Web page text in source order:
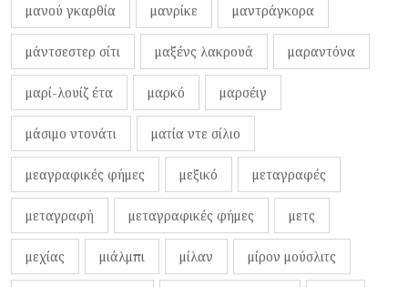
μανού γκαρθία μανρίκε μαντράγκορα
μάντσεστερ σίτι μαξένς λακρουά μαραντόνα
μαρί-λουίζ έτα μαρκό μαρσέιγ
μάσιμο ντονάτι ματία ντε σίλιο
μεαγραφικές φήμες μεξικό μεταγραφές
μεταγραφή μεταγραφικές φήμες μετς
μεχίας μιάλμπι μίλαν μίρον μούσλιτς